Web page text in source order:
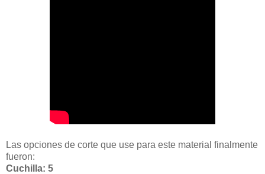
Las opciones de corte que use para este material finalmente
fueron:
Cuchilla: 5